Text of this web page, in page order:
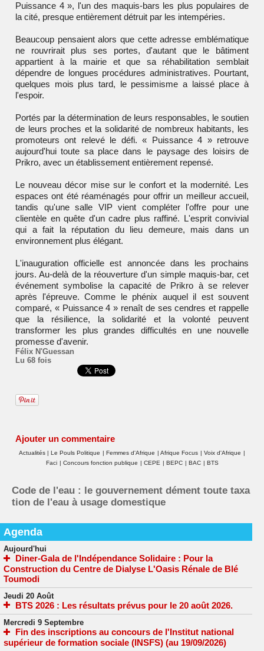
Puissance 4 », l'un des maquis-bars les plus populaires de
la cité, presque entièrement détruit par les intempéries.
Beaucoup pensaient alors que cette adresse emblématique
ne rouvrirait plus ses portes, d'autant que le bâtiment
appartient à la mairie et que sa réhabilitation semblait
dépendre de longues procédures administratives. Pourtant,
quelques mois plus tard, le pessimisme a laissé place à
l'espoir.
Portés par la détermination de leurs responsables, le soutien
de leurs proches et la solidarité de nombreux habitants, les
promoteurs ont relevé le défi. « Puissance 4 » retrouve
aujourd'hui toute sa place dans le paysage des loisirs de
Prikro, avec un établissement entièrement repensé.
Le nouveau décor mise sur le confort et la modernité. Les
espaces ont été réaménagés pour offrir un meilleur accueil,
tandis qu'une salle VIP vient compléter l'offre pour une
clientèle en quête d'un cadre plus raffiné. L'esprit convivial
qui a fait la réputation du lieu demeure, mais dans un
environnement plus élégant.
L'inauguration officielle est annoncée dans les prochains
jours. Au-delà de la réouverture d'un simple maquis-bar, cet
événement symbolise la capacité de Prikro à se relever
après l'épreuve. Comme le phénix auquel il est souvent
comparé, « Puissance 4 » renaît de ses cendres et rappelle
que la résilience, la solidarité et la volonté peuvent
transformer les plus grandes difficultés en une nouvelle
promesse d'avenir.
Félix N'Guessan
Lu 68 fois
Ajouter un commentaire
Actualités | Le Pouls Politique | Femmes d'Afrique | Afrique Focus | Voix d'Afrique |
Faci | Concours fonction publique | CEPE | BEPC | BAC | BTS
Code de l'eau : le gouvernement dément toute taxa
tion de l'eau à usage domestique
Agenda
Aujourd'hui
Diner-Gala de l'Indépendance Solidaire : Pour la
Construction du Centre de Dialyse L'Oasis Rénale de Blé
Toumodi
Jeudi 20 Août
BTS 2026 : Les résultats prévus pour le 20 août 2026.
Mercredi 9 Septembre
Fin des inscriptions au concours de l'Institut national
supérieur de formation sociale (INSFS) (au 19/09/2026)